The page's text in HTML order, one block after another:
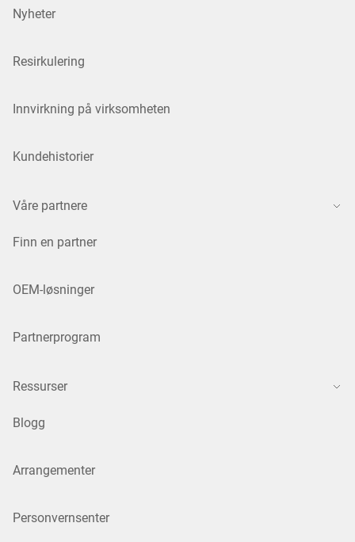
Nyheter
Resirkulering
Innvirkning på virksomheten
Kundehistorier
Våre partnere
Finn en partner
OEM-løsninger
Partnerprogram
Ressurser
Blogg
Arrangementer
Personvernsenter